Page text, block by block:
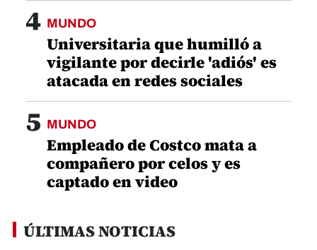
4 MUNDO
Universitaria que humilló a
vigilante por decirle 'adiós' es
atacada en redes sociales
5 MUNDO
Empleado de Costco mata a
compañero por celos y es
captado en video
ÚLTIMAS NOTICIAS